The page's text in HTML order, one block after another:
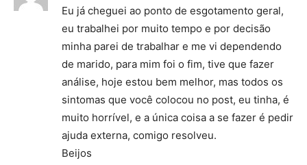
Eu já cheguei ao ponto de esgotamento geral,
eu trabalhei por muito tempo e por decisão
minha parei de trabalhar e me vi dependendo
de marido, para mim foi o fim, tive que fazer
análise, hoje estou bem melhor, mas todos os
sintomas que você colocou no post, eu tinha, é
muito horrível, e a única coisa a se fazer é pedir
ajuda externa, comigo resolveu.
Beijos